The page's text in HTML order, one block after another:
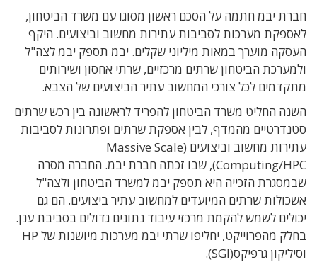
חברת יבמ חתמה על הסכם ראשון מסוגו עם משרד הביטחון,
לאספקת מערכות לסביבות עתירות מחשוב וביצועים. היקף
העסקה מוערך במאות מיליוני שקלים. יבמ תספק יבמ לצה"ל
ולמערכת הביטחון שרתים מרכזיים, שרתי אחסון ושירותים
מתקדמים לכל צורכי המחשוב עתיר הביצועים של הצבא.
השנה החליט משרד הביטחון להפריד לראשונה בין רכש שרתים
סטנדרטיים מהמדף, לבין אספקת שרתים ופתרונות לסביבות
עתירות מחשוב וביצועים (Massive Scale
Computing/HPC), שבו זכתה חברת יבמ. החברה מסרה
שבמסגרת הזכייה היא תספק יבמ למשרד הביטחון ולצה"ל
אשכולות שרתים המיועדים למחשוב עתיר ביצועים. הם גם
יכולים לשמש להקמת מרכזי עיבוד נתונים גדולים בסביבת ענן.
בחלק מהפרוייקט, יחליפו שרתי יבמ מערכות מיושנות של HP
וסיליקון גרפיקס(SGI).